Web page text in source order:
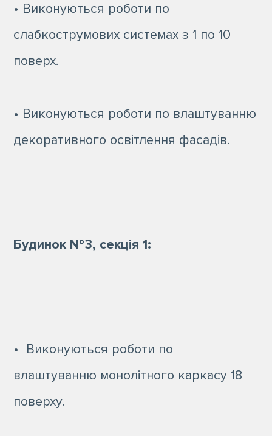
• Виконуються роботи по
слабкострумових системах з 1 по 10
поверх.
• Виконуються роботи по влаштуванню
декоративного освітлення фасадів.
Будинок №3, секція 1:
• Виконуються роботи по
влаштуванню монолітного каркасу 18
поверху.